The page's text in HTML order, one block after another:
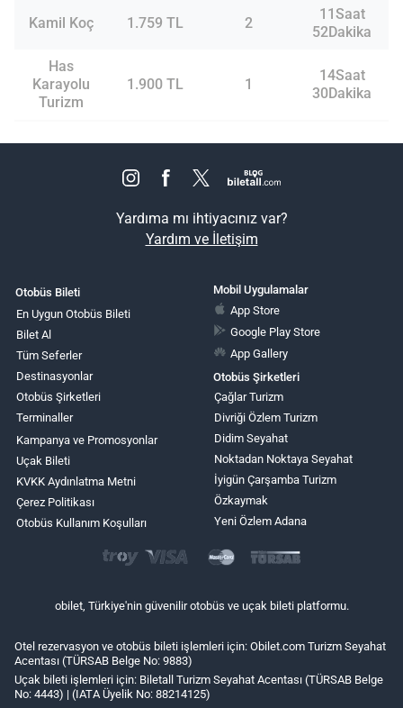
Kamil Koç 1.759 TL 2
11Saat
52Dakika
Has
Karayolu
Turizm
1.900 TL 1
14Saat
30Dakika
Yardıma mı ihtiyacınız var?
Yardım ve İletişim
Otobüs Bileti
En Uygun Otobüs Bileti
Bilet Al
Tüm Seferler
Destinasyonlar
Otobüs Şirketleri
Terminaller
Kampanya ve Promosyonlar
Uçak Bileti
KVKK Aydınlatma Metni
Çerez Politikası
Otobüs Kullanım Koşulları
Mobil Uygulamalar
App Store
Google Play Store
App Gallery
Otobüs Şirketleri
Çağlar Turizm
Divriği Özlem Turizm
Didim Seyahat
Noktadan Noktaya Seyahat
İyigün Çarşamba Turizm
Özkaymak
Yeni Özlem Adana
obilet, Türkiye'nin güvenilir otobüs ve uçak bileti platformu.
Otel rezervasyon ve otobüs bileti işlemleri için: Obilet.com Turizm Seyahat
Acentası (TÜRSAB Belge No: 9883)
Uçak bileti işlemleri için: Biletall Turizm Seyahat Acentası (TÜRSAB Belge
No: 4443) | (IATA Üyelik No: 88214125)